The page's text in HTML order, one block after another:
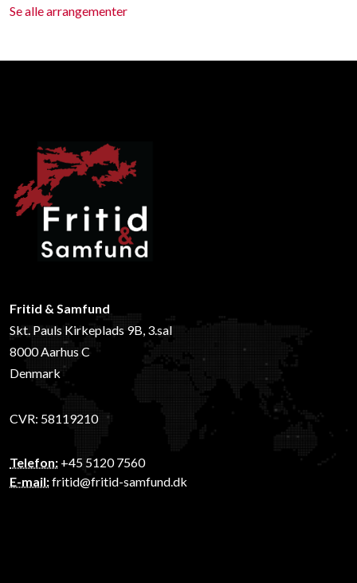
Se alle arrangementer
Fritid & Samfund
Skt. Pauls Kirkeplads 9B, 3.sal
8000 Aarhus C
Denmark
CVR: 58119210
Telefon: +45 5120 7560
E-mail:fritid@fritid-samfund.dk